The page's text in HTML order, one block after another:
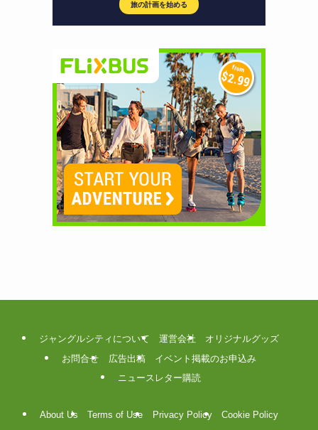
ジャングルシティについて 運営会社
オリジナルグッズ
お問合せ
広告出稿
イベント掲載のお申込み
ニュースレター購読
About Us Terms of Use Privacy Policy
Cookie Policy